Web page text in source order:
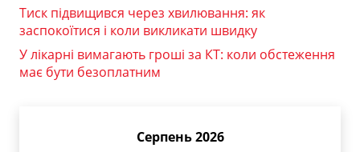
Тиск підвищився через хвилювання: як
заспокоїтися і коли викликати швидку
У лікарні вимагають гроші за КТ: коли обстеження
має бути безоплатним
Серпень 2026